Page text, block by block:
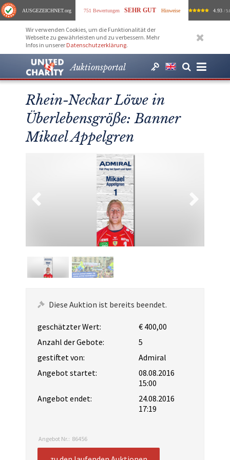
AUSGEZEICHNET.org 751 Bewertungen SEHR GUT Hinweise 4.93 /
Wir verwenden Cookies, um die Funktionalität der
Webseite zu gewährleisten und zu verbessern. Mehr
Infos in unserer Datenschutzerklärung.
Auktionsportal
Rhein-Neckar Löwe in
Überlebensgröße: Banner
Mikael Appelgren
Diese Auktion ist bereits beendet.
geschätzter Wert:
€ 400,00
Anzahl der Gebote:
5
gestiftet von:
Admiral
Angebot startet:
08.08.2016
15:00
Angebot endet:
24.08.2016
17:19
Angebot Nr.: 86456